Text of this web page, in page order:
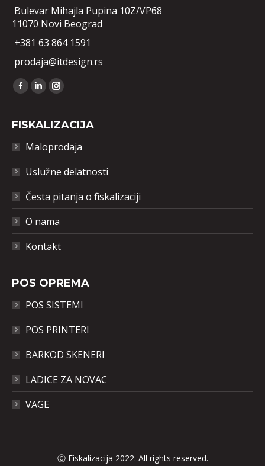
Bulevar Mihajla Pupina 10Z/VP68
11070 Novi Beograd
+381 63 864 1591
prodaja@itdesign.rs
Find us on:
Facebook
LinkedinInstagram
FISKALIZACIJA
Maloprodaja
Uslužne delatnosti
Česta pitanja o fiskalizaciji
O nama
Kontakt
POS OPREMA
POS SISTEMI
POS PRINTERI
BARKOD SKENERI
LADICE ZA NOVAC
VAGE
Ⓒ Fiskalizacija 2022. All rights reserved.